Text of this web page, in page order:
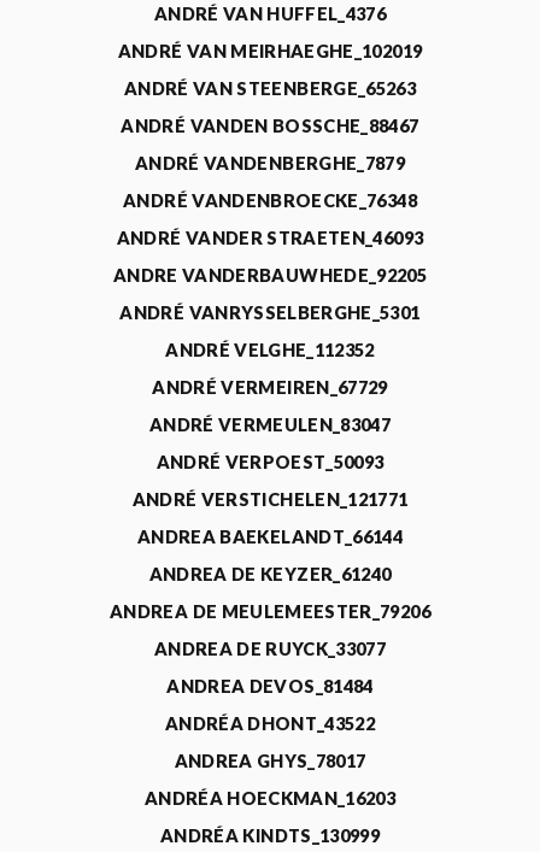
ANDRÉ VAN HUFFEL_4376
ANDRÉ VAN MEIRHAEGHE_102019
ANDRÉ VAN STEENBERGE_65263
ANDRÉ VANDEN BOSSCHE_88467
ANDRÉ VANDENBERGHE_7879
ANDRÉ VANDENBROECKE_76348
ANDRÉ VANDER STRAETEN_46093
ANDRE VANDERBAUWHEDE_92205
ANDRÉ VANRYSSELBERGHE_5301
ANDRÉ VELGHE_112352
ANDRÉ VERMEIREN_67729
ANDRÉ VERMEULEN_83047
ANDRÉ VERPOEST_50093
ANDRÉ VERSTICHELEN_121771
ANDREA BAEKELANDT_66144
ANDREA DE KEYZER_61240
ANDREA DE MEULEMEESTER_79206
ANDREA DE RUYCK_33077
ANDREA DEVOS_81484
ANDRÉA DHONT_43522
ANDREA GHYS_78017
ANDRÉA HOECKMAN_16203
ANDRÉA KINDTS_130999